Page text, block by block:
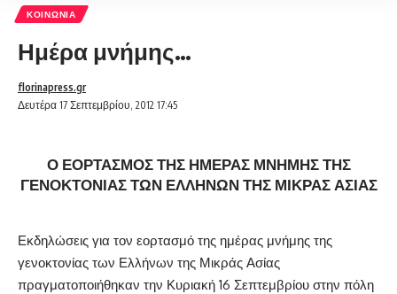
ΚΟΙΝΩΝΊΑ
Ημέρα μνήμης…
Δευτέρα 17 Σεπτεμβρίου, 2012 17:45
florinapress.gr
Ο ΕΟΡΤΑΣΜΟΣ ΤΗΣ ΗΜΕΡΑΣ ΜΝΗΜΗΣ ΤΗΣ
ΓΕΝΟΚΤΟΝΙΑΣ ΤΩΝ ΕΛΛΗΝΩΝ ΤΗΣ ΜΙΚΡΑΣ ΑΣΙΑΣ
Εκδηλώσεις για τον εορτασμό της ημέρας μνήμης της
γενοκτονίας των Ελλήνων της Μικράς Ασίας
πραγματοποιήθηκαν την Κυριακή 16 Σεπτεμβρίου στην πόλη